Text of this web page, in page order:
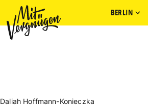
BERLIN
Daliah Hoffmann-Konieczka